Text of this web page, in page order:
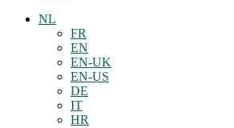
NL
FR
EN
EN-UK
EN-US
DE
IT
HR